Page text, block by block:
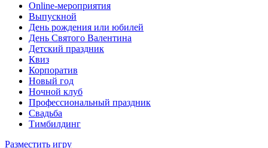
Online-мероприятия
Выпускной
День рождения или юбилей
День Святого Валентина
Детский праздник
Квиз
Корпоратив
Новый год
Ночной клуб
Профессиональный праздник
Свадьба
Тимбилдинг
Разместить игру